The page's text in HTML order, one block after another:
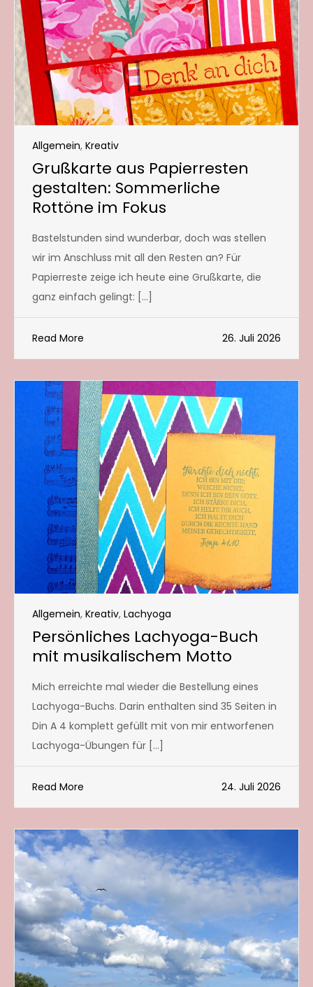
Allgemein, Kreativ
Grußkarte aus Papierresten
gestalten: Sommerliche
Rottöne im Fokus
Bastelstunden sind wunderbar, doch was stellen
wir im Anschluss mit all den Resten an? Für
Papierreste zeige ich heute eine Grußkarte, die
ganz einfach gelingt: […]
Read More 26. Juli 2026
Allgemein, Kreativ, Lachyoga
Persönliches Lachyoga-Buch
mit musikalischem Motto
Mich erreichte mal wieder die Bestellung eines
Lachyoga-Buchs. Darin enthalten sind 35 Seiten in
Din A 4 komplett gefüllt mit von mir entworfenen
Lachyoga-Übungen für […]
Read More 24. Juli 2026